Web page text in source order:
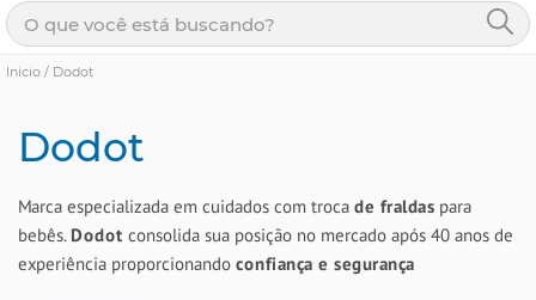
Inicio / Dodot
Dodot
Marca especializada em cuidados com troca de fraldas para
bebês. Dodot consolida sua posição no mercado após 40 anos de
experiência proporcionando confiança e segurança